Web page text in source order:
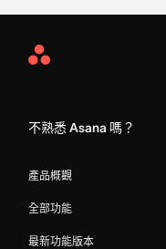
Asana
不熟悉 Asana 嗎？
產品概觀
全部功能
最新功能版本